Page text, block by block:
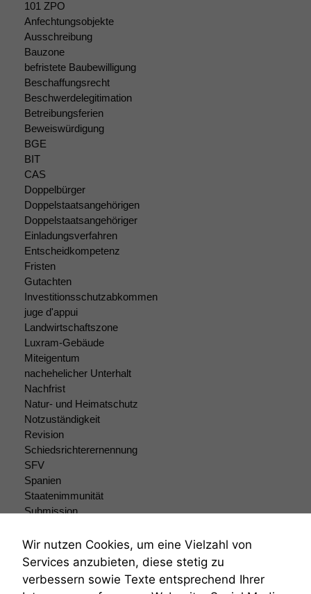
101 ZPO
Anfechtungsobjekte
Ausschreibung
Bauzone
befristete Baubewilligung
Beschaffungsrecht
Beschwerdelegitimation
Betreibungsferien
Beweiswürdigung
BGE
BIT
CAS
Doppelbürger
Doppelstaatsangehörigen
Doppelstaatsangehöriger
Einladungsverfahren
Entscheidkompetenz
Fristen
Gutachten
Investitionsschutzabkommen
juge d'appui
Landwirtschaftszone
Luxram-Gebäude
Miteigentum
nachehelicher Unterhalt
Nachfrist
Natur- und Heimatschutz
Notzuständigkeit
Revision
Schiedsrichterernennung
SFV
Spanien
Staatenimmunität
Submission
Teilungsklage
Venezuela
VRK
Wiederherstellungsanordnung
Wir nutzen Cookies, um eine Vielzahl von
Services anzubieten, diese stetig zu
verbessern sowie Texte entsprechend Ihrer